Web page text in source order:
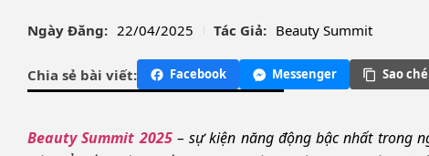
Ngày Đăng: 22/04/2025 Tác Giả: Beauty Summit
Chia sẻ bài viết: Facebook Messenger Sao
Beauty Summit 2025– sự kiện năng động bậc nhất trong